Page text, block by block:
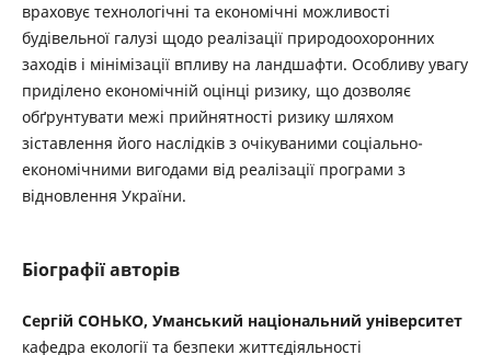
враховує технологічні та економічні можливості
будівельної галузі щодо реалізації природоохоронних
заходів і мінімізації впливу на ландшафти. Особливу увагу
приділено економічній оцінці ризику, що дозволяє
обґрунтувати межі прийнятності ризику шляхом
зіставлення його наслідків з очікуваними соціально-
економічними вигодами від реалізації програми з
відновлення України.
Біографії авторів
Сергій СОНЬКО, Уманський національний університет
кафедра екології та безпеки життєдіяльності